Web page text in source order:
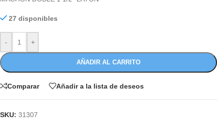
27 disponibles
- +
AÑADIR AL CARRITO
Comparar Añadir a la lista de deseos
SKU: 31307